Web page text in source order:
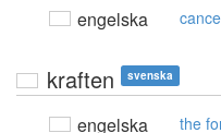
engelska
kraften svenska
engelska the